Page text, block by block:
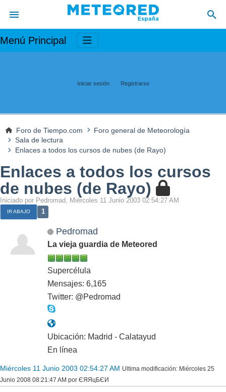
Menú Principal
Iniciar sesión Registrarse
Foro de Tiempo.com
Foro general de Meteorología
Sala de lectura
Enlaces a todos los cursos de nubes (de Rayo)
Enlaces a todos los cursos
de nubes (de Rayo)
Iniciado por Pedromad, Miércoles 11 Junio 2003 02:54:27 AM
IR ABAJO 1
Pedromad
La vieja guardia de Meteored
Supercélula
Mensajes: 6,165
Twitter: @Pedromad
Ubicación: Madrid - Calatayud
En línea
Miércoles 11 Junio 2003 02:54:27 AM Ultima modificación: Miércoles 25
Junio 2008 08:21:47 AM por ЄЯЯцБЄИ